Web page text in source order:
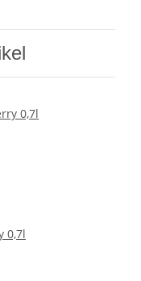
0,7l